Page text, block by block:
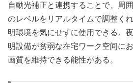
自動光補正と連携することで、周
のレベルをリアルタイムで調整く
明環境を気にせずに使用できる。
明設備が贫弱な在宅ワーク空间に
画質を維持できる能性がある。